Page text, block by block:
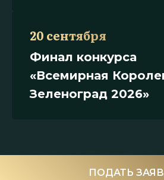
20 сентября
Финал конкурса
«Всемирная
Зеленоград 2026»
ПОДАТЬ